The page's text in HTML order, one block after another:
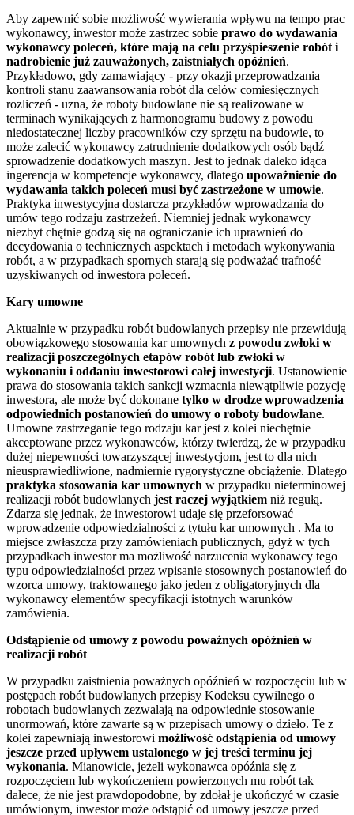
Aby zapewnić sobie możliwość wywierania wpływu na tempo prac
wykonawcy, inwestor może zastrzec sobie prawo do wydawania
wykonawcy poleceń, które mają na celu przyśpieszenie robót i
nadrobienie już zauważonych, zaistniałych opóźnień.
Przykładowo, gdy zamawiający - przy okazji przeprowadzania
kontroli stanu zaawansowania robót dla celów comiesięcznych
rozliczeń - uzna, że roboty budowlane nie są realizowane w
terminach wynikających z harmonogramu budowy z powodu
niedostatecznej liczby pracowników czy sprzętu na budowie, to
może zalecić wykonawcy zatrudnienie dodatkowych osób bądź
sprowadzenie dodatkowych maszyn. Jest to jednak daleko idąca
ingerencja w kompetencje wykonawcy, dlatego upoważnienie do
wydawania takich poleceń musi być zastrzeżone w umowie.
Praktyka inwestycyjna dostarcza przykładów wprowadzania do
umów tego rodzaju zastrzeżeń. Niemniej jednak wykonawcy
niezbyt chętnie godzą się na ograniczanie ich uprawnień do
decydowania o technicznych aspektach i metodach wykonywania
robót, a w przypadkach spornych starają się podważać trafność
uzyskiwanych od inwestora poleceń.
Kary umowne
Aktualnie w przypadku robót budowlanych przepisy nie przewidują
obowiązkowego stosowania kar umownych z powodu zwłoki w
realizacji poszczególnych etapów robót lub zwłoki w
wykonaniu i oddaniu inwestorowi całej inwestycji. Ustanowienie
prawa do stosowania takich sankcji wzmacnia niewątpliwie pozycję
inwestora, ale może być dokonane tylko w drodze wprowadzenia
odpowiednich postanowień do umowy o roboty budowlane.
Umowne zastrzeganie tego rodzaju kar jest z kolei niechętnie
akceptowane przez wykonawców, którzy twierdzą, że w przypadku
dużej niepewności towarzyszącej inwestycjom, jest to dla nich
nieusprawiedliwione, nadmiernie rygorystyczne obciążenie. Dlatego
praktyka stosowania kar umownych w przypadku nieterminowej
realizacji robót budowlanych jest raczej wyjątkiem niż regułą.
Zdarza się jednak, że inwestorowi udaje się przeforsować
wprowadzenie odpowiedzialności z tytułu kar umownych . Ma to
miejsce zwłaszcza przy zamówieniach publicznych, gdyż w tych
przypadkach inwestor ma możliwość narzucenia wykonawcy tego
typu odpowiedzialności przez wpisanie stosownych postanowień do
wzorca umowy, traktowanego jako jeden z obligatoryjnych dla
wykonawcy elementów specyfikacji istotnych warunków
zamówienia.
Odstąpienie od umowy z powodu poważnych opóźnień w
realizacji robót
W przypadku zaistnienia poważnych opóźnień w rozpoczęciu lub w
postępach robót budowlanych przepisy Kodeksu cywilnego o
robotach budowlanych zezwalają na odpowiednie stosowanie
unormowań, które zawarte są w przepisach umowy o dzieło. Te z
kolei zapewniają inwestorowi możliwość odstąpienia od umowy
jeszcze przed upływem ustalonego w jej treści terminu jej
wykonania. Mianowicie, jeżeli wykonawca opóźnia się z
rozpoczęciem lub wykończeniem powierzonych mu robót tak
dalece, że nie jest prawdopodobne, by zdołał je ukończyć w czasie
umówionym, inwestor może odstąpić od umowy jeszcze przed